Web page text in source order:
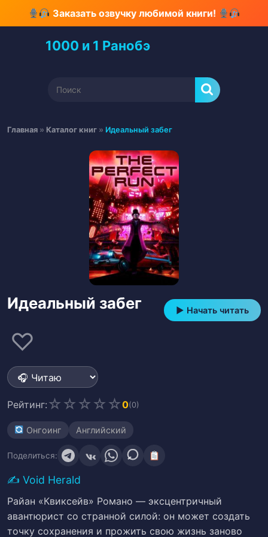
Перейти
Заказать озвучку любимой книги!
1000 и 1 Ранобэ
Найти:
Главная » Каталог книг » Идеальный забег
Идеальный забег ▶ Начать читать
♡
Рейтинг: ☆ ☆ ☆ ☆ ☆0(0)
Онгоинг Английский
Поделиться:
✍️ Void Herald
Райан «Квиксейв» Романо — эксцентричный
авантюрист со странной силой: он может создать
точку сохранения и прожить свою жизнь заново